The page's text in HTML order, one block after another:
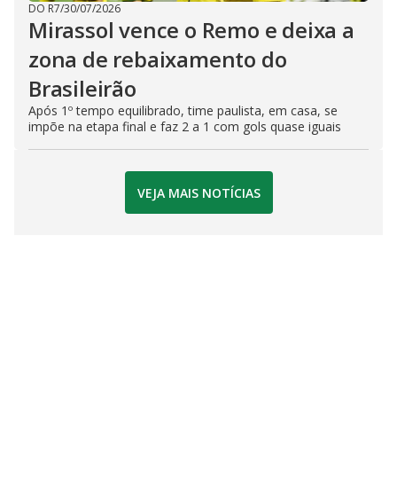
DO R7/30/07/2026
Mirassol vence o Remo e deixa a
zona de rebaixamento do
Brasileirão
Após 1º tempo equilibrado, time paulista, em casa, se
impõe na etapa final e faz 2 a 1 com gols quase iguais
VEJA MAIS NOTÍCIAS